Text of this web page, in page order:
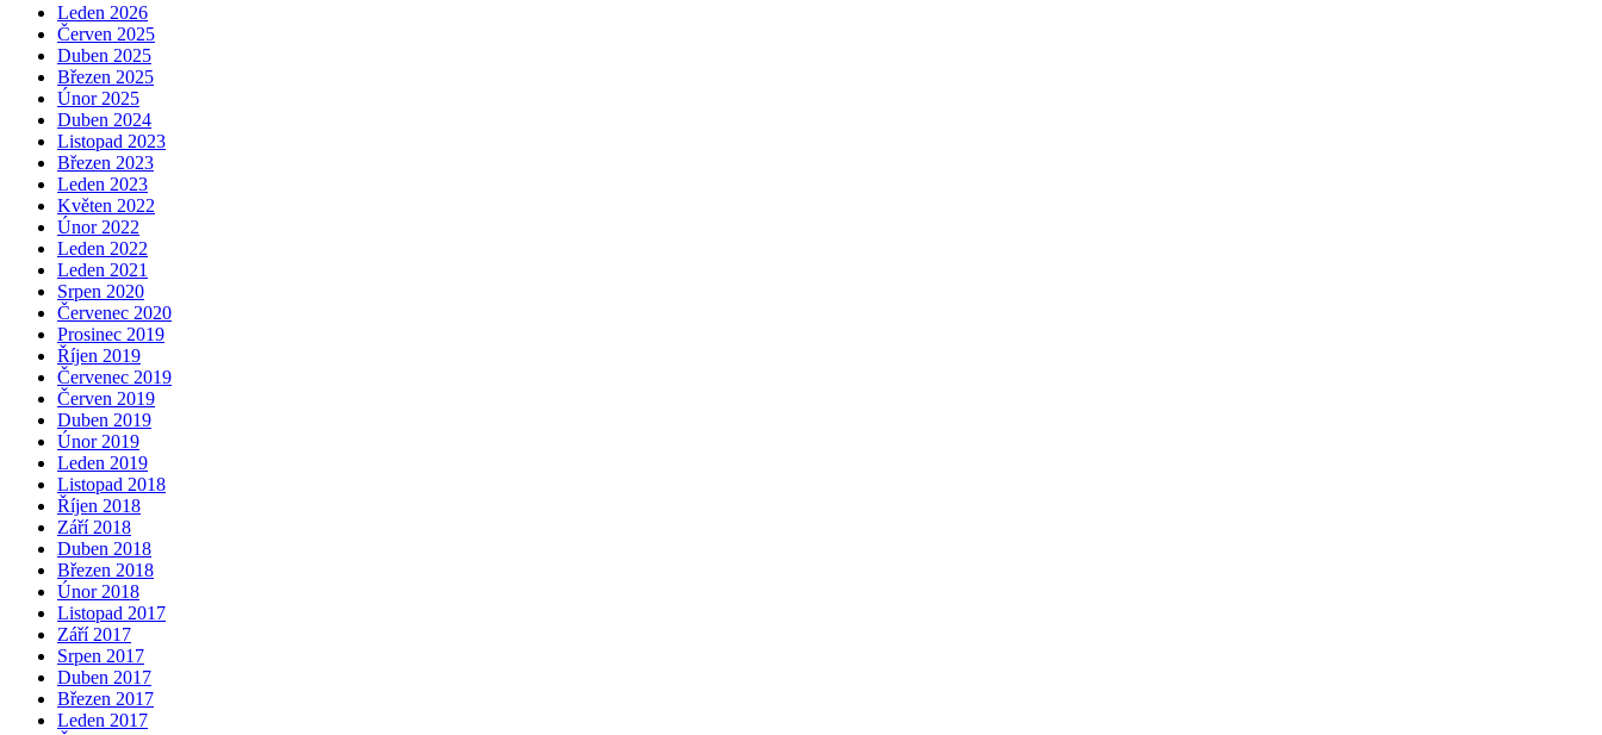
Leden 2026
Červen 2025
Duben 2025
Březen 2025
Únor 2025
Duben 2024
Listopad 2023
Březen 2023
Leden 2023
Květen 2022
Únor 2022
Leden 2022
Leden 2021
Srpen 2020
Červenec 2020
Prosinec 2019
Říjen 2019
Červenec 2019
Červen 2019
Duben 2019
Únor 2019
Leden 2019
Listopad 2018
Říjen 2018
Září 2018
Duben 2018
Březen 2018
Únor 2018
Listopad 2017
Září 2017
Srpen 2017
Duben 2017
Březen 2017
Leden 2017